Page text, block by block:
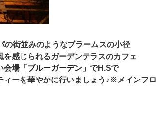
の街並みのようなブラームスの小径
感じられるガーデンテラスのカフェ
会場「 ブルーガーデン 」でH.Sで
ィーを華やかに行いましょう♪※メインフロ